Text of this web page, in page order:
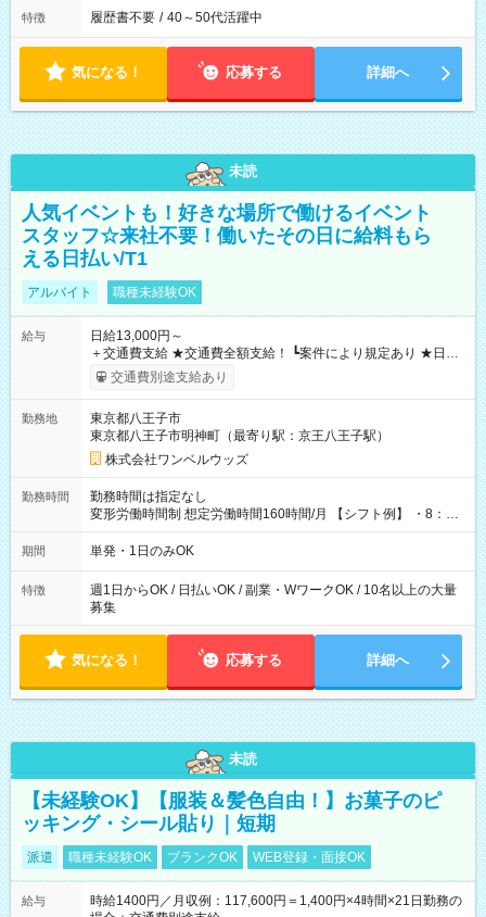
特徴 履歴書不要 / 40～50代活躍中
気になる！ 応募する 詳細へ
未読
人気イベントも！好きな場所で働けるイベント
スタッフ☆来社不要！働いたその日に給料もら
える日払い/T1
アルバイト 職種未経験OK
給与
日給13,000円～
＋交通費支給 ★交通費全額支給！ ┗案件により規定あり ★日払
いOK！（規定あり） ┗働いたその日に現金GET♪ お仕事後はコ
ンビニATMから 日払い分を引き落とせます！ 【試用期間】試
交通費別途支給あり
勤務地
東京都八王子市
東京都八王子市明神町（最寄り駅：京王八王子駅）
株式会社ワンベルウッズ
勤務時間
勤務時間は指定なし
変形労働時間制 想定労働時間160時間/月 【シフト例】 ・8：00
～21：00
期間 単発・1日のみOK
特徴
週1日からOK / 日払いOK / 副業・WワークOK / 10名以上の大量
募集
気になる！ 応募する 詳細へ
未読
【未経験OK】【服装＆髪色自由！】お菓子のピ
ッキング・シール貼り｜短期
派遣 職種未経験OK ブランクOK WEB登録・面接OK
給与
時給1400円／月収例：117,600円＝1,400円×4時間×21日勤務の